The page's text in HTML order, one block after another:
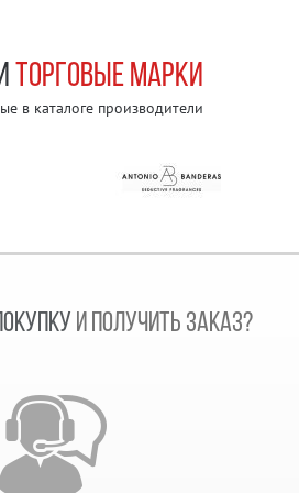
ТОРГОВЫЕ МАРКИ
в каталоге производители
И ПОЛУЧИТЬ ЗАКАЗ?